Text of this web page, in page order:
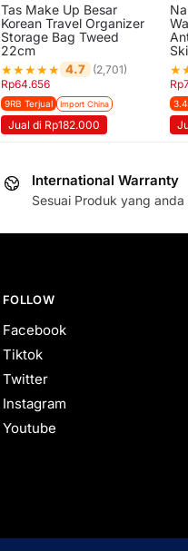
Tas Make Up Besar
Korean Travel Organizer
Storage Bag Tweed
22cm
★★★★★ 4.7 (2,701)
Rp64.656
9RB Terjual Import China
Jual di Rp182.000
★
Rp
International Warranty
Sesuai Produk yang anda
FOLLOW
Facebook
Tiktok
Twitter
Instagram
Youtube